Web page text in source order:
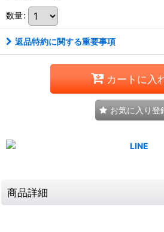
数量:
返品特約に関する重要事項
カートに入
お気に入り登
商品詳細